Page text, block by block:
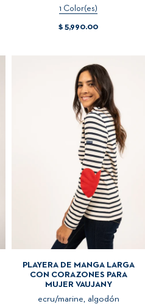
1 Color(es)
$ 5,990.00
PLAYERA DE MANGA LARGA
CON CORAZONES PARA
MUJER VAUJANY
ecru/marine, algodón